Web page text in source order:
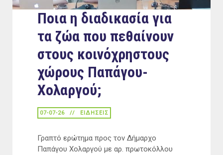
Ποια η διαδικασία για
τα ζώα που πεθαίνουν
στους κοινόχρηστους
χώρους Παπάγου-
Χολαργού;
07-07-26 ΕΙΔΉΣΕΙΣ
Γραπτό ερώτημα προς τον Δήμαρχο
Παπάγου Χολαργού με αρ. πρωτοκόλλου